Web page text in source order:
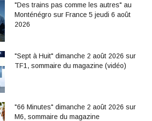
"Des trains pas comme les autres" au
Monténégro sur France 5 jeudi 6 août
2026
"Sept à Huit" dimanche 2 août 2026 sur
TF1, sommaire du magazine (vidéo)
"66 Minutes" dimanche 2 août 2026 sur
M6, sommaire du magazine